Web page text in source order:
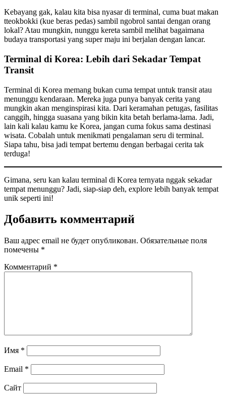
Kebayang gak, kalau kita bisa nyasar di terminal, cuma buat makan
tteokbokki (kue beras pedas) sambil ngobrol santai dengan orang
lokal? Atau mungkin, nunggu kereta sambil melihat bagaimana
budaya transportasi yang super maju ini berjalan dengan lancar.
Terminal di Korea: Lebih dari Sekadar Tempat
Transit
Terminal di Korea memang bukan cuma tempat untuk transit atau
menunggu kendaraan. Mereka juga punya banyak cerita yang
mungkin akan menginspirasi kita. Dari keramahan petugas, fasilitas
canggih, hingga suasana yang bikin kita betah berlama-lama. Jadi,
lain kali kalau kamu ke Korea, jangan cuma fokus sama destinasi
wisata. Cobalah untuk menikmati pengalaman seru di terminal.
Siapa tahu, bisa jadi tempat bertemu dengan berbagai cerita tak
terduga!
Gimana, seru kan kalau terminal di Korea ternyata nggak sekadar
tempat menunggu? Jadi, siap-siap deh, explore lebih banyak tempat
unik seperti ini!
Добавить комментарий
Ваш адрес email не будет опубликован. Обязательные поля
помечены *
Комментарий *
Имя *
Email *
Сайт